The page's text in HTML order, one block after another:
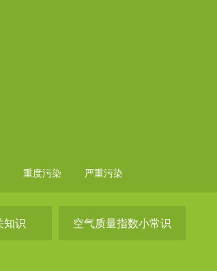
重度污染 严重污染
知识 空气质量指数小常识